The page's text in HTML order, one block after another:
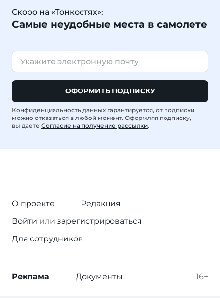
Скоро на «Тонкостях»:
Самые неудобные места в самолете
ОФОРМИТЬ ПОДПИСКУ
Конфиденциальность данных гарантируется, от подписки
можно отказаться в любой момент. Оформляя подписку,
вы даете Согласие на получение рассылки.
О проекте
Редакция
Войти или зарегистрироваться
Для сотрудников
16+
Реклама Документы